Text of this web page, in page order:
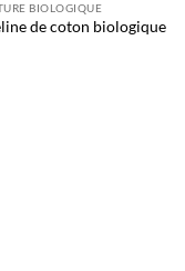
BIOLOGIQUE
de coton biologique